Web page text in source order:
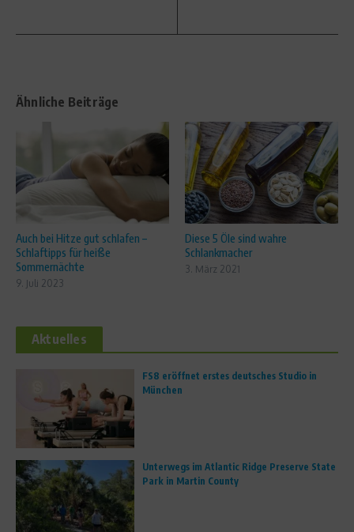
Ähnliche Beiträge
Auch bei Hitze gut schlafen –
Schlaftipps für heiße
Sommernächte
9. Juli 2023
Diese 5 Öle sind wahre
Schlankmacher
3. März 2021
Aktuelles
FS8 eröffnet erstes deutsches Studio in
München
Unterwegs im Atlantic Ridge Preserve State
Park in Martin County